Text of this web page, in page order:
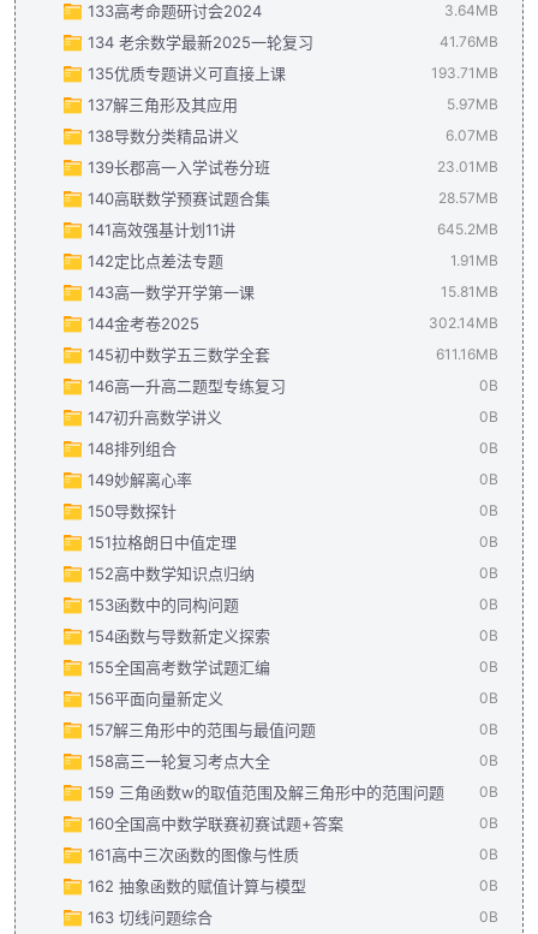
（何娟）高三一轮备考经验分享.pdf 5.49MB
（王红权）2024年新高考数学试题解读.pdf 4.29MB
（王鹏）三次函数—高三一轮复习课.pdf 3.38MB
（王鹏）三次函数—高三一轮复习课（说课稿）.pdf
（朱成万）等差数列与函数.pdf 2.58MB
高考重要考点解读（定稿）(重要教研资料).pptx 25.8MB
133高考命题研讨会2024 3.64MB
2024年命题研讨会会议资料（新）重要教研资料.pdf 3.64MB
134 老余数学最新2025一轮复习 41.76MB
老余数学2025高考数学大一轮（高质量讲义）.pdf 41.76MB
135优质专题讲义可直接上课 193.71MB
2025版全国高考数学试题汇编 试题册1.pdf 77.21MB
2025版全国高考数学试题汇编 数学答案册1.pdf 97.57MB
导数探针：一元函数单调性的探索与实践（解析版）.pdf
导数探针：一元函数单调性的探索与实践（学生版）.pdf
高中数学知识点归纳(新高考适用）共47页.pdf 2.19MB
函数与导数新定义探索与解析（解析版）.pdf 1.14MB
函数与导数新定义探索与解析（学生版）.pdf 835.04KB
函数中的同构问题（解析版）.pdf 608.8KB
函数中的同构问题（学生版）.pdf 371.88KB
解三角形中的范围与最值问题（解析版）1.pdf 3.1MB
解三角形中的范围与最值问题（学生版）-c4f2e5218dbd.pdf
解三角形中的范围与最值问题（学生版）.pdf
991.11KB
拉格朗日中值定理在导数中的应用（教师版）1.pdf 939.68KB
拉格朗日中值定理在导数中的应用（学生版）-
拉格朗日中值定理在导数中的应用（学生版）.pdf
537.06KB
妙解离心率问题（解析版）-7f63da3ebd78.pdf 2.01MB
妙解离心率问题（解析版）.pdf 2.01MB
妙解离心率问题（学生版）.pdf 864.86KB
平面向量新定义 问题（解析版）-312b85ed0d00.pdf
平面向量新定义 问题（解析版）.pdf 477.53KB
平面向量新定义 问题（学生版）.pdf 366.56KB
137解三角形及其应用 5.97MB
解三角形及其应用打印版.pdf 2.87MB
解三角形及其应用解析版.pdf 3.1MB
138导数分类精品讲义 6.07MB
导数专题分类.pdf 1.6MB
导数专题分类（解析版）.pdf 4.47MB
139长郡高一入学试卷分班 23.01MB
长郡2023高一入学试卷(4科带解析).pdf 23.01MB
140高联数学预赛试题合集 28.57MB
2024年高联数学预赛解析合集.pdf 9.15MB
2024年高联数学预赛试题合集.pdf 3.44MB
历届全国高中数学联赛一试解析版latex制作.pdf 15.98MB
141高效强基计划11讲 645.2MB
高校强基计划冲刺11讲答案.pdf 108.05MB
高校强基计划冲击11讲.pdf 537.14MB
142定比点差法专题 1.91MB
定比点差法专题（教师版）.pdf 1.03MB
定比点差法专题（学生版）.pdf 905.15KB
143高一数学开学第一课 15.81MB
高一数学开学第一课（纯课件版）(28).pptx 15.81MB
144金考卷2025 302.14MB
2025高考【金考卷】45套（试题） (1)(1).pdf 252.74MB
2025新高考1数学金考卷45套解析册(1).pdf 49.39MB
145初中数学五三数学全套 611.16MB
2025.五三.七年级上册数学.人教版.答案.pdf 36.98MB
2025.五三.七年级上册数学.人教版.全解版.pdf 30.14MB
2025.五三.七年级上册数学.人教版.全练版.pdf 66.01MB
2025.五三.八年级上册数学.人教版.答案.pdf 44.7MB
2025.五三.八年级上册数学.人教版.全解版.pdf 28.62MB
2025.五三.八年级上册数学.人教版.全练版.pdf 65.4MB
2025.五三.九年级全一册物理.人教版.答案.pdf 56.78MB
2025.五三.九年级全一册物理.人教版.全解版.pdf 46.55MB
2025.五三.九年级全一册物理.人教版.全练版.pdf 95.5MB
2025.五三.九年级上册数学.人教版.答案解析.pdf 46.61MB
2025.五三.九年级上册数学.人教版.全解版.pdf 28.87MB
2025.五三.九年级上册数学.人教版.全练版.pdf 65MB
146高一升高二题型专练复习 0B
147初升高数学讲义 0B
148排列组合 0B
149妙解离心率 0B
150导数探针 0B
151拉格朗日中值定理 0B
152高中数学知识点归纳 0B
153函数中的同构问题 0B
154函数与导数新定义探索 0B
155全国高考数学试题汇编 0B
156平面向量新定义 0B
157解三角形中的范围与最值问题 0B
158高三一轮复习考点大全 0B
159 三角函数w的取值范围及解三角形中的范围问题 0B
160全国高中数学联赛初赛试题+答案 0B
161高中三次函数的图像与性质 0B
162 抽象函数的赋值计算与模型 0B
163 切线问题综合 0B